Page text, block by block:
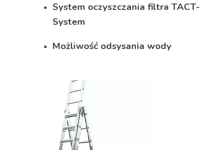
System oczyszczania filtra TACT-
System
Możliwość odsysania wody